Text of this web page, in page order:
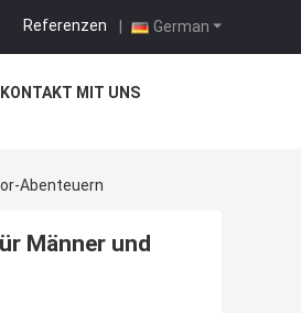
German
Referenzen |
KONTAKT MIT UNS
Abenteuern
Männer und